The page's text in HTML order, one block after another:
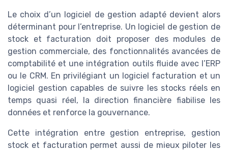
Le choix d’un logiciel de gestion adapté devient alors
déterminant pour l’entreprise. Un logiciel de gestion de
stock et facturation doit proposer des modules de
gestion commerciale, des fonctionnalités avancées de
comptabilité et une intégration outils fluide avec l’ERP
ou le CRM. En privilégiant un logiciel facturation et un
logiciel gestion capables de suivre les stocks réels en
temps quasi réel, la direction financière fiabilise les
données et renforce la gouvernance.
Cette intégration entre gestion entreprise, gestion
stock et facturation permet aussi de mieux piloter les